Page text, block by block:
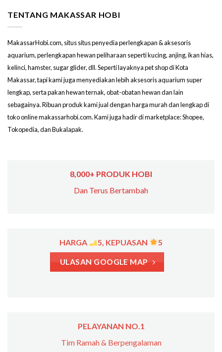
TENTANG MAKASSAR HOBI
MakassarHobi.com, situs situs penyedia perlengkapan & aksesoris
aquarium, perlengkapan hewan peliharaan seperti kucing, anjing, ikan hias,
kelinci, hamster, sugar glider, dll. Seperti layaknya pet shop di Kota
Makassar, tapi kami juga menyediakan lebih aksesoris aquarium super
lengkap, serta pakan hewan ternak, obat-obatan hewan dan lain
sebagainya. Ribuan produk kami jual dengan harga murah dan lengkap di
toko online makassarhobi.com. Kami juga hadir di marketplace: Shopee,
Tokopedia, dan Bukalapak.
8,000+ PRODUK HOBI
Dan Terus Bertambah
HARGA 5, KEPUASAN 5
ULASAN GOOGLE MAP
PELAYANAN NO.1
Tim Ramah & Berpengalaman